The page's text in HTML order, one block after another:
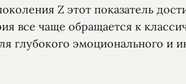
Z этот показатель
все чаще обращается к
глубокого эмоционального и